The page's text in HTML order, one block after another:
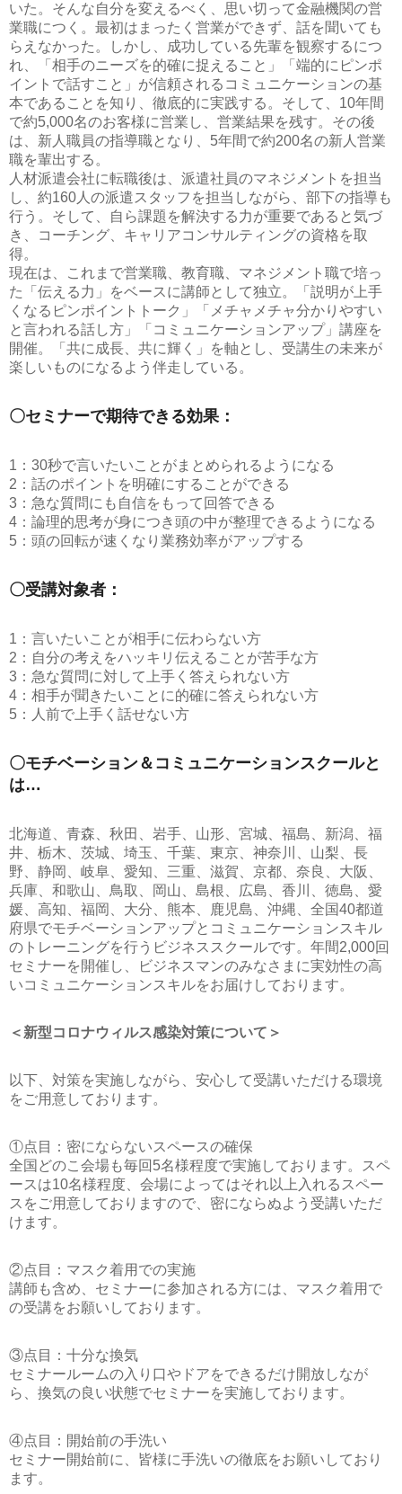
いた。そんな自分を変えるべく、思い切って金融機関の営
業職につく。最初はまったく営業ができず、話を聞いても
らえなかった。しかし、成功している先輩を観察するにつ
れ、「相手のニーズを的確に捉えること」「端的にピンポ
イントで話すこと」が信頼されるコミュニケーションの基
本であることを知り、徹底的に実践する。そして、10年間
で約5,000名のお客様に営業し、営業結果を残す。その後
は、新人職員の指導職となり、5年間で約200名の新人営業
職を輩出する。
人材派遣会社に転職後は、派遣社員のマネジメントを担当
し、約160人の派遣スタッフを担当しながら、部下の指導も
行う。そして、自ら課題を解決する力が重要であると気づ
き、コーチング、キャリアコンサルティングの資格を取
得。
現在は、これまで営業職、教育職、マネジメント職で培っ
た「伝える力」をベースに講師として独立。「説明が上手
くなるピンポイントトーク」「メチャメチャ分かりやすい
と言われる話し方」「コミュニケーションアップ」講座を
開催。「共に成長、共に輝く」を軸とし、受講生の未来が
楽しいものになるよう伴走している。
〇セミナーで期待できる効果：
1：30秒で言いたいことがまとめられるようになる
2：話のポイントを明確にすることができる
3：急な質問にも自信をもって回答できる
4：論理的思考が身につき頭の中が整理できるようになる
5：頭の回転が速くなり業務効率がアップする
〇受講対象者：
1：言いたいことが相手に伝わらない方
2：自分の考えをハッキリ伝えることが苦手な方
3：急な質問に対して上手く答えられない方
4：相手が聞きたいことに的確に答えられない方
5：人前で上手く話せない方
〇モチベーション＆コミュニケーションスクールと
は…
北海道、青森、秋田、岩手、山形、宮城、福島、新潟、福
井、栃木、茨城、埼玉、千葉、東京、神奈川、山梨、長
野、静岡、岐阜、愛知、三重、滋賀、京都、奈良、大阪、
兵庫、和歌山、鳥取、岡山、島根、広島、香川、徳島、愛
媛、高知、福岡、大分、熊本、鹿児島、沖縄、全国40都道
府県でモチベーションアップとコミュニケーションスキル
のトレーニングを行うビジネススクールです。年間2,000回
セミナーを開催し、ビジネスマンのみなさまに実効性の高
いコミュニケーションスキルをお届けしております。
＜新型コロナウィルス感染対策について＞
以下、対策を実施しながら、安心して受講いただける環境
をご用意しております。
①点目：密にならないスペースの確保
全国どのこ会場も毎回5名様程度で実施しております。スペ
ースは10名様程度、会場によってはそれ以上入れるスペー
スをご用意しておりますので、密にならぬよう受講いただ
けます。
②点目：マスク着用での実施
講師も含め、セミナーに参加される方には、マスク着用で
の受講をお願いしております。
③点目：十分な換気
セミナールームの入り口やドアをできるだけ開放しなが
ら、換気の良い状態でセミナーを実施しております。
④点目：開始前の手洗い
セミナー開始前に、皆様に手洗いの徹底をお願いしており
ます。